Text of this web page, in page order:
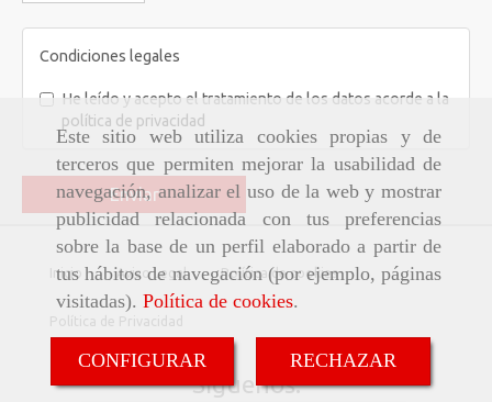
Este sitio web utiliza cookies propias y de
terceros que permiten mejorar la usabilidad de
navegación, analizar el uso de la web y mostrar
publicidad relacionada con tus preferencias
sobre la base de un perfil elaborado a partir de
tus hábitos de navegación (por ejemplo, páginas
visitadas). Política de cookies.
CONFIGURAR RECHAZAR
Condiciones legales
He leído y acepto el tratamiento de los datos acorde a la
política de privacidad
Enviar
Inicio Aviso Legal Política de cookies
Política de Privacidad
Síguenos: